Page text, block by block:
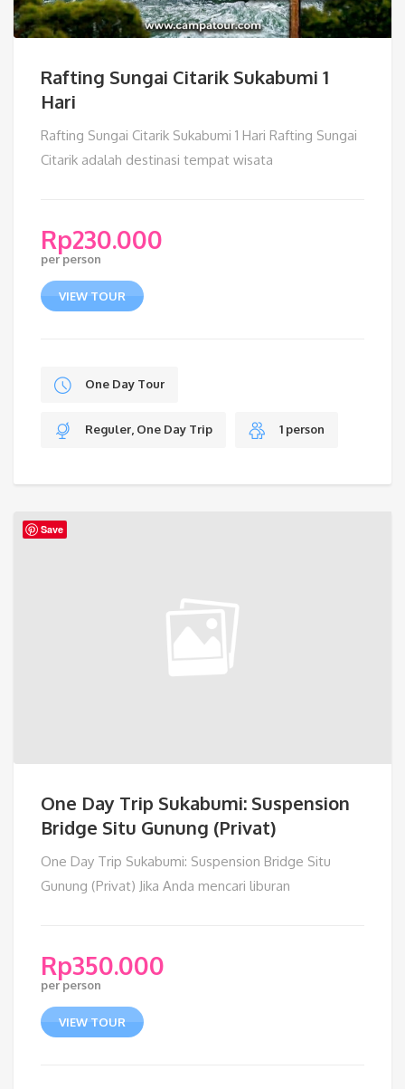
Rafting Sungai Citarik Sukabumi 1
Hari
Rafting Sungai Citarik Sukabumi 1 Hari Rafting Sungai
Citarik adalah destinasi tempat wisata
Rp230.000
per person
VIEW TOUR
One Day Tour
Reguler, One Day Trip 1 person
One Day Trip Sukabumi: Suspension
Bridge Situ Gunung (Privat)
One Day Trip Sukabumi: Suspension Bridge Situ
Gunung (Privat) Jika Anda mencari liburan
Rp350.000
per person
VIEW TOUR
Save